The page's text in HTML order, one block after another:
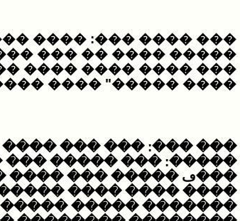
���� ��� ��� �����
��� ����: "�� �����
���� ��� ���� ����
�����" ���� ����
���� ����� ������
��� ��� �� ��� ���
���ڡ ����� ��� ����
�� �����" ����
����� ���� ����